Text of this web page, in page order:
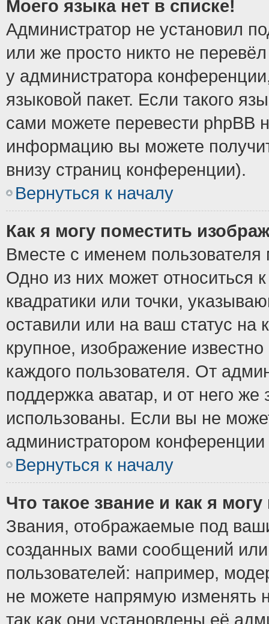
Моего языка нет в списке!
Администратор не установил
или же просто никто не
у администратора
языковой пакет. Если такого
сами можете перевести phpBB
информацию вы можете
внизу страниц конференции).
Вернуться к началу
Как я могу поместить
Вместе с именем пользователя
Одно из них может относиться
квадратики или точки,
оставили или на ваш статус
крупное, изображение
каждого пользователя. От
поддержка аватар, и от него же
использованы. Если вы не
администратором
Вернуться к началу
Что такое звание и как я
Звания, отображаемые под
созданных вами сообщений
пользователей: например,
не можете напрямую изменять
так как они установлены её